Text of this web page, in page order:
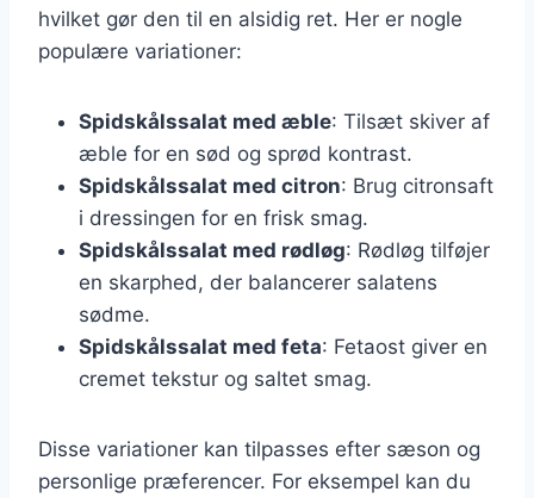
hvilket gør den til en alsidig ret. Her er nogle
populære variationer:
Spidskålssalat med æble: Tilsæt skiver af
æble for en sød og sprød kontrast.
Spidskålssalat med citron: Brug citronsaft
i dressingen for en frisk smag.
Spidskålssalat med rødløg: Rødløg tilføjer
en skarphed, der balancerer salatens
sødme.
Spidskålssalat med feta: Fetaost giver en
cremet tekstur og saltet smag.
Disse variationer kan tilpasses efter sæson og
personlige præferencer. For eksempel kan du